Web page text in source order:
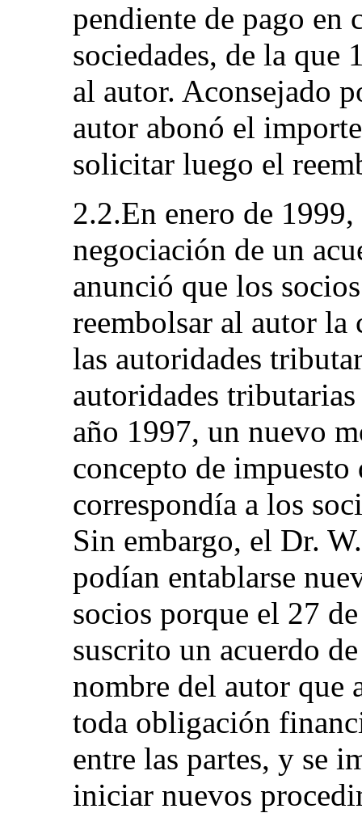
pendiente de pago en
sociedades, de la que
al autor. Aconsejado
autor abonó el
solicitar luego el
2.2.En enero de
negociación de un
anunció que los
reembolsar al autor la
las autoridades
autoridades
año 1997, un nuevo
concepto de impuesto
correspondía a los
Sin embargo, el Dr.
podían entablarse
socios porque el 27
suscrito un acuerdo
nombre del autor que
toda obligación
entre las partes, y se
iniciar nuevos